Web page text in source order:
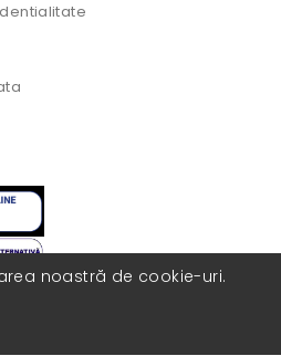
noastră de cookie-uri.